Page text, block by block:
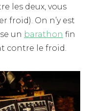
les deux, vous
froid). On n’y est
un barathon fin
contre le froid.